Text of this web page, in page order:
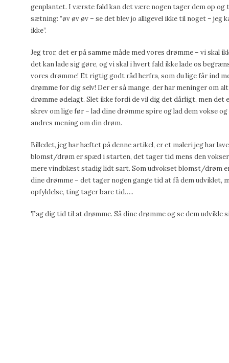
genplantet. I værste fald kan det være nogen tager dem op og
sætning: ”øv øv øv – se det blev jo alligevel ikke til noget – jeg
ikke”.
Jeg tror, det er på samme måde med vores drømme – vi skal
det kan lade sig gøre, og vi skal i hvert fald ikke lade os
vores drømme! Et rigtig godt råd herfra, som du lige får ind
drømme for dig selv! Der er så mange, der har meninger om
drømme ødelagt. Slet ikke fordi de vil dig det dårligt, men det
skrev om lige før – lad dine drømme spire og lad dem vokse
andres mening om din drøm.
Billedet, jeg har hæftet på denne artikel, er et maleri jeg har
blomst/drøm er spæd i starten, det tager tid mens den
mere vindblæst stadig lidt sart. Som udvokset blomst/drøm
dine drømme – det tager nogen gange tid at få dem udviklet,
opfyldelse, ting tager bare tid…..
Tag dig tid til at drømme. Så dine drømme og se dem udvikle